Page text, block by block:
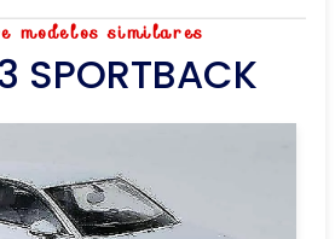
modelos similares
SPORTBACK